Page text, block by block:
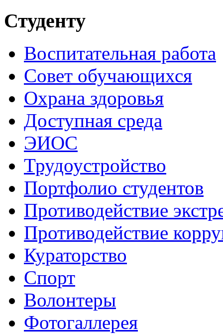
Студенту
Воспитательная работа
Совет обучающихся
Охрана здоровья
Доступная среда
ЭИОС
Трудоустройство
Портфолио студентов
Противодействие
Противодействие
Кураторство
Спорт
Волонтеры
Фотогаллерея